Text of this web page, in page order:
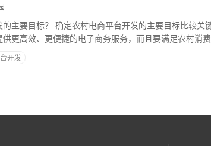
比较关键，它的主要目标是什
更高效、更便捷的电子商务服务，而且要满足农村消
开发